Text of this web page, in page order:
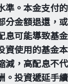
準。本金支付
分金額退還，
息可能導致基
資使用的基金
減，高配息不
。投資遞延手